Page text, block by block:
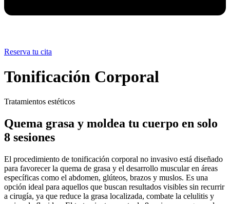
Reserva tu cita
Tonificación Corporal
Tratamientos estéticos
Quema grasa y moldea tu cuerpo en solo
8 sesiones
El procedimiento de tonificación corporal no invasivo está diseñado
para favorecer la quema de grasa y el desarrollo muscular en áreas
específicas como el abdomen, glúteos, brazos y muslos. Es una
opción ideal para aquellos que buscan resultados visibles sin recurrir
a cirugía, ya que reduce la grasa localizada, combate la celulitis y